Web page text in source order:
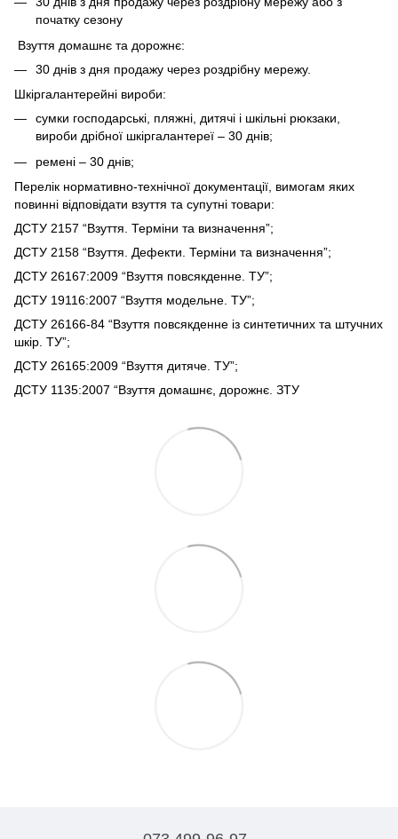
початку сезону
Взуття домашнє та дорожнє:
30 днів з дня продажу через роздрібну мережу.
Шкіргалантерейні вироби:
сумки господарські, пляжні, дитячі і шкільні рюкзаки,
вироби дрібної шкіргалантереї – 30 днів;
ремені – 30 днів;
Перелік нормативно-технічної документації, вимогам яких
повинні відповідати взуття та супутні товари:
ДСТУ 2157 “Взуття. Терміни та визначення”;
ДСТУ 2158 “Взуття. Дефекти. Терміни та визначення”;
ДСТУ 26167:2009 “Взуття повсякденне. ТУ”;
ДСТУ 19116:2007 “Взуття модельне. ТУ”;
ДСТУ 26166-84 “Взуття повсякденне із синтетичних та штучних
шкір. ТУ”;
ДСТУ 26165:2009 “Взуття дитяче. ТУ”;
ДСТУ 1135:2007 “Взуття домашнє, дорожнє. ЗТУ